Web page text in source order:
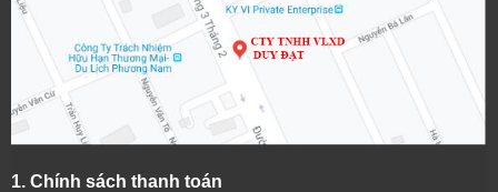
1. Chính sách thanh toán